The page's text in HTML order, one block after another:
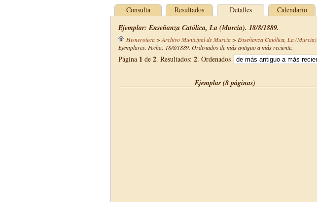
Consulta Resultados Detalles Calendario
Ejemplar: Enseñanza Católica, La (Murcia). 18/8/1889.
Hemeroteca> Archivo Municipal de Murcia> Enseñanza Católica, La (Murcia)
Ejemplares. Fecha: 18/8/1889. Ordenados de más antiguo a más reciente.
Página 1 de 2. Resultados: 2. Ordenados
Ejemplar (8 páginas)